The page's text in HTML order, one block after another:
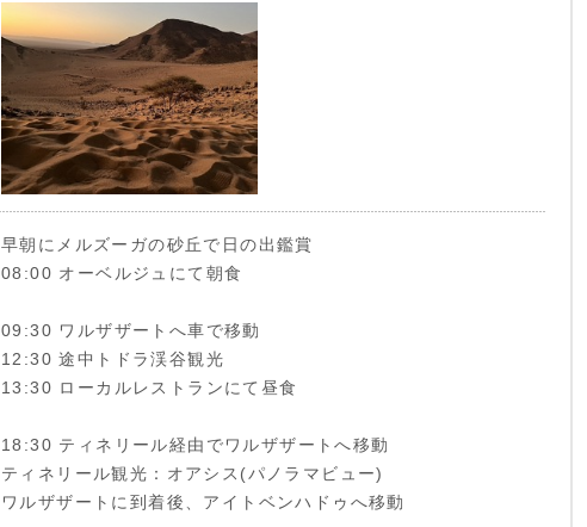
早朝にメルズーガの砂丘で日の出鑑賞
08:00 オーベルジュにて朝食
09:30 ワルザザートへ車で移動
12:30 途中トドラ渓谷観光
13:30 ローカルレストランにて昼食
18:30 ティネリール経由でワルザザートへ移動
ティネリール観光：オアシス(パノラマビュー)
ワルザザートに到着後、アイトベンハドゥへ移動